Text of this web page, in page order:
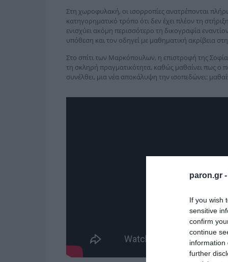
paron.gr -
If you wish
sensitive
confirm
continue
information
further
Στη χωροφυλακή, οι ισορροπίες ανατρέπονται
κατηγορηματικό τρόπο ότι δεν έχει πλέον τη
ενισχύει ακόμη περισσότερο τη δικογραφία
υπόθεση και τον οδηγεί με μαθηματική ακρίβεια
Στο σπίτι των Μαρκόπουλων, η επιστροφή της
τη σκληρή πραγματικότητα, καθώς μαθαίνει πως ο
συνέλθει, μια νέα αποκάλυψη την ισοπεδώνει: